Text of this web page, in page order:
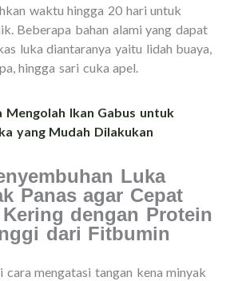
waktu hingga 20 hari untuk
Beberapa bahan alami yang dapat
luka diantaranya yaitu lidah buaya,
hingga sari cuka apel.
Mengolah Ikan Gabus untuk
yang Mudah Dilakukan
Luka
Panas agar Cepat
dengan Protein
dari Fitbumin
cara mengatasi tangan kena minyak